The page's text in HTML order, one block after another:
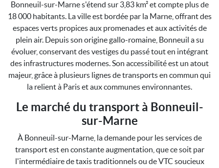
Bonneuil-sur-Marne s'étend sur 3,83 km² et compte plus de
18 000 habitants. La ville est bordée par la Marne, offrant des
espaces verts propices aux promenades et aux activités de
plein air. Depuis son origine gallo-romaine, Bonneuil a su
évoluer, conservant des vestiges du passé tout en intégrant
des infrastructures modernes. Son accessibilité est un atout
majeur, grâce à plusieurs lignes de transports en commun qui
la relient à Paris et aux communes environnantes.
Le marché du transport à Bonneuil-
sur-Marne
À Bonneuil-sur-Marne, la demande pour les services de
transport est en constante augmentation, que ce soit par
l'intermédiaire de taxis traditionnels ou de VTC soucieux